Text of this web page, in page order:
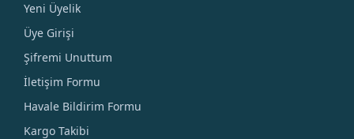
Yeni Üyelik
Üye Girişi
Şifremi Unuttum
İletişim Formu
Havale Bildirim Formu
Kargo Takibi